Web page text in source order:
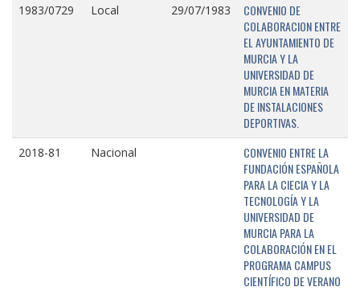
1983/0729 Local 29/07/1983
CONVENIO DE
COLABORACION ENTRE
EL AYUNTAMIENTO DE
MURCIA Y LA
UNIVERSIDAD DE
MURCIA EN MATERIA
DE INSTALACIONES
DEPORTIVAS.
2018-81 Nacional
CONVENIO ENTRE LA
FUNDACIÓN ESPAÑOLA
PARA LA CIECIA Y LA
TECNOLOGÍA Y LA
UNIVERSIDAD DE
MURCIA PARA LA
COLABORACIÓN EN EL
PROGRAMA CAMPUS
CIENTÍFICO DE VERANO